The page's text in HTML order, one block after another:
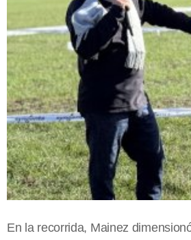
En la recorrida, Mainez